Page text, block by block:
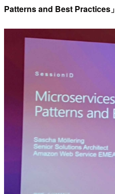
Patterns and Best Practices」